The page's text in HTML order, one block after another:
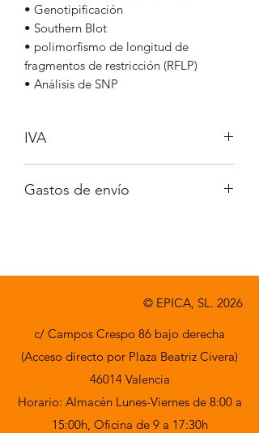
• Genotipificación
• Southern Blot
• polimorfismo de longitud de
fragmentos de restricción (RFLP)
• Análisis de SNP
IVA
Gastos de envío
© EPICA, SL. 2026
c/ Campos Crespo 86 bajo derecha
(Acceso directo por Plaza Beatriz Civera)
46014 Valencia
Horario: Almacén Lunes-Viernes de 8:00 a
15:00h, Oficina de 9 a 17:30h